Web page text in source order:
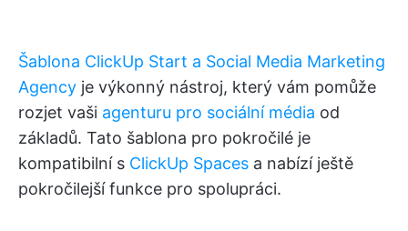
Šablona ClickUp Start a Social Media Marketing
Agency je výkonný nástroj, který vám pomůže
rozjet vaši agenturu pro sociální média od
základů. Tato šablona pro pokročilé je
kompatibilní s ClickUp Spaces a nabízí ještě
pokročilejší funkce pro spolupráci.